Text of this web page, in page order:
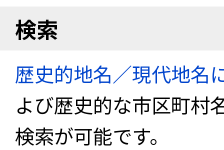
検索
歴史的地名／現代地名
よび歴史的な市区町村
検索が可能です。